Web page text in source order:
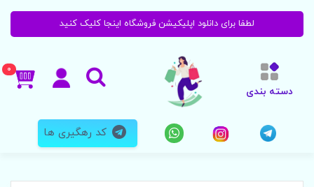
لطفا برای دانلود اپلیکیشن فروشگاه اینجا کلیک کنید
دسته بندی
0
کد رهگیری ها